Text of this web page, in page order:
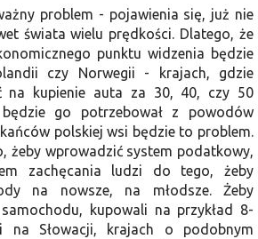
problem - pojawienia się, już nie
świata wielu prędkości. Dlatego, że
punktu widzenia będzie
czy Norwegii - krajach, gdzie
na kupienie auta za 30, 40, czy 50
go potrzebował z powodów
polskiej wsi będzie to problem.
żeby wprowadzić system podatkowy,
zachęcania ludzi do tego, żeby
na nowsze, na młodsze. Żeby
kupowali na przykład 8-
na Słowacji, krajach o podobnym